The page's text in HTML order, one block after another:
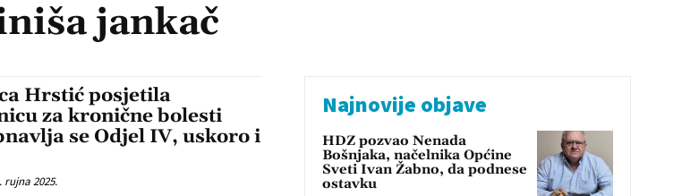
jankač
Hrstić posjetila
za kronične bolesti
se Odjel IV, uskoro i
rujna 2025.
Najnovije objave
HDZ pozvao Nenada
Bošnjaka, načelnika Općine
Sveti Ivan Žabno, da podnese
ostavku